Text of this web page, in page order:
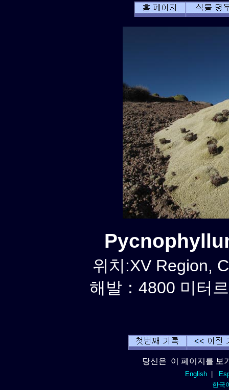
위치:XV Region,
해발：4800 미터
당신은 이 페이지를 보
English|
한국